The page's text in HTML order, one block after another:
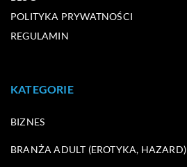
POLITYKA PRYWATNOŚCI
REGULAMIN
KATEGORIE
BIZNES
BRANŻA ADULT (EROTYKA, HAZARD)